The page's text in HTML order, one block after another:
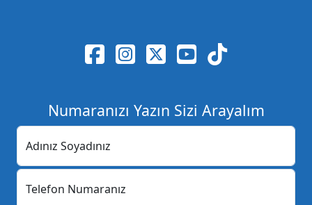
Numaranızı Yazın Sizi Arayalım
Adınız Soyadınız
Telefon Numaranız